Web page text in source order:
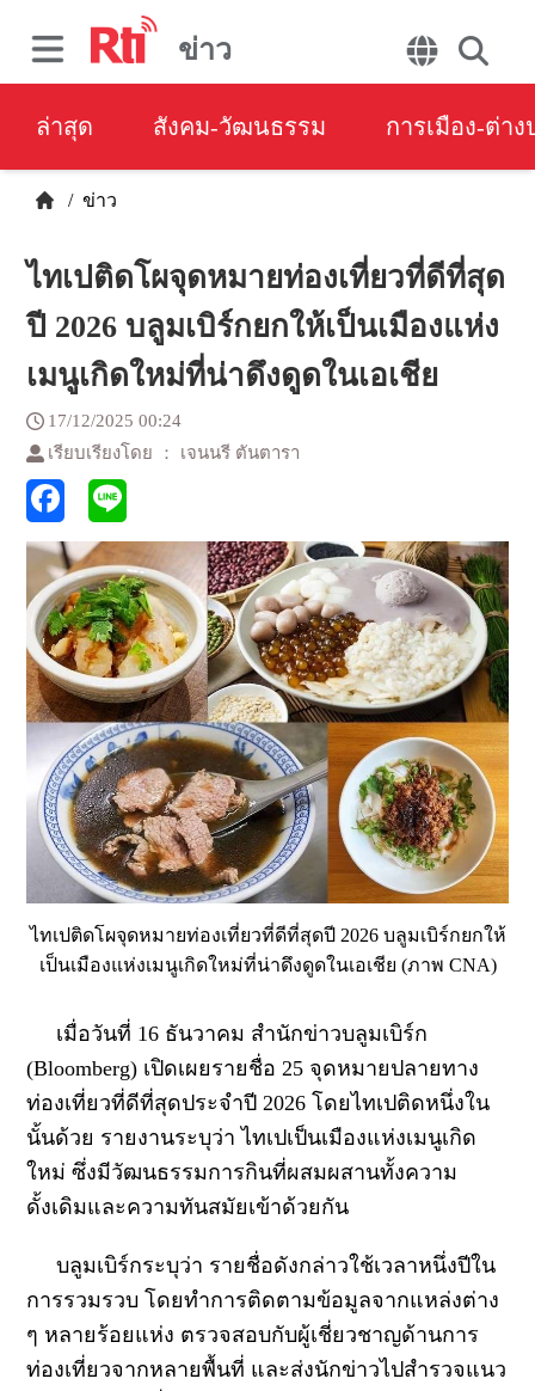
ข่าว
ล่าสุด สังคม-วัฒนธรรม การเมือง-ต่าง
/ ข่าว
ไทเปติดโผจุดหมายท่องเที่ยวที่ดีที่สุด
ปี 2026 บลูมเบิร์กยกให้เป็นเมืองแห่ง
เมนูเกิดใหม่ที่น่าดึงดูดในเอเชีย
17/12/2025 00:24
เรียบเรียงโดย ： เจนนรี ตันตารา
ไทเปติดโผจุดหมายท่องเที่ยวที่ดีที่สุดปี 2026 บลูมเบิร์กยกให้
เป็นเมืองแห่งเมนูเกิดใหม่ที่น่าดึงดูดในเอเชีย (ภาพ CNA)
เมื่อวันที่ 16 ธันวาคม สำนักข่าวบลูมเบิร์ก
(Bloomberg) เปิดเผยรายชื่อ 25 จุดหมายปลายทาง
ท่องเที่ยวที่ดีที่สุดประจำปี 2026 โดยไทเปติดหนึ่งใน
นั้นด้วย รายงานระบุว่า ไทเปเป็นเมืองแห่งเมนูเกิด
ใหม่ ซึ่งมีวัฒนธรรมการกินที่ผสมผสานทั้งความ
ดั้งเดิมและความทันสมัยเข้าด้วยกัน
บลูมเบิร์กระบุว่า รายชื่อดังกล่าวใช้เวลาหนึ่งปีใน
การรวมรวบ โดยทำการติดตามข้อมูลจากแหล่งต่าง
ๆ หลายร้อยแห่ง ตรวจสอบกับผู้เชี่ยวชาญด้านการ
ท่องเที่ยวจากหลายพื้นที่ และส่งนักข่าวไปสำรวจแนว